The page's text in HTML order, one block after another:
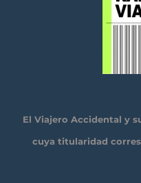
El Viajero Accidental y
cuya titularidad